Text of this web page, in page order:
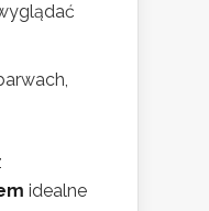
idealne